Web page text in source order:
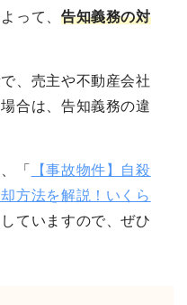
って、 告知義務の対
、売主や不動産会社
合は、告知義務の違
「
【事故物件】自殺
方法を解説！いくら
ていますので、ぜひ